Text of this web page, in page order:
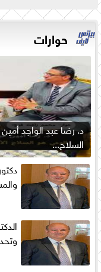
حوارات
د. رضا عبد الواجد
السلاح...